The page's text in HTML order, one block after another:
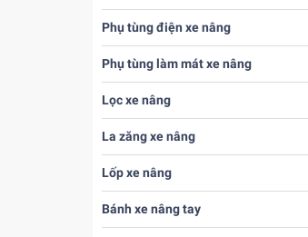
Phụ tùng điện xe nâng
Phụ tùng làm mát xe nâng
Lọc xe nâng
La zăng xe nâng
Lốp xe nâng
Bánh xe nâng tay